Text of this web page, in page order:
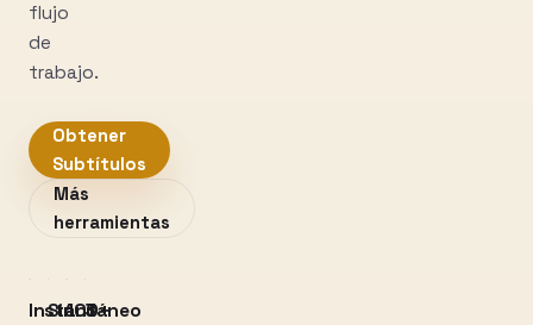
flujo
de
trabajo.
Obtener
Subtítulos
Más
herramientas
Instantáneo
Sin100+
3